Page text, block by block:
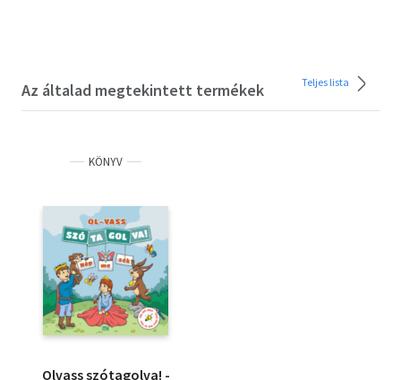
Az általad megtekintett termékek Teljes lista
KÖNYV
Olvass szótagolva! -